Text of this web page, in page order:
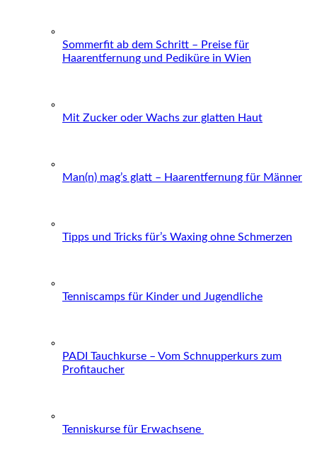
Sommerfit ab dem Schritt – Preise für
Haarentfernung und Pediküre in Wien
Mit Zucker oder Wachs zur glatten Haut
Man(n) mag’s glatt – Haarentfernung für Männer
Tipps und Tricks für’s Waxing ohne Schmerzen
Tenniscamps für Kinder und Jugendliche
PADI Tauchkurse – Vom Schnupperkurs zum
Profitaucher
Tenniskurse für Erwachsene